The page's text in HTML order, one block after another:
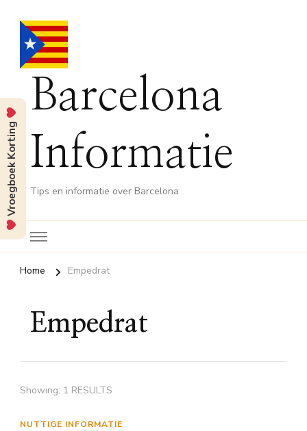
Barcelona
Informatie
Tips en informatie over Barcelona
Home Empedrat
Empedrat
Showing: 1 RESULTS
NUTTIGE INFORMATIE
Vroegboek Korting